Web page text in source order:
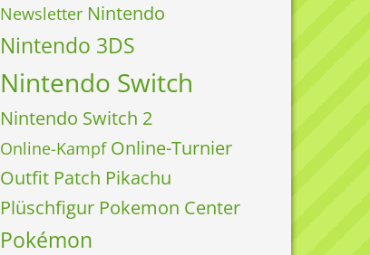
Newsletter Nintendo
Nintendo 3DS
Nintendo Switch
Nintendo Switch 2
Online-Kampf Online-Turnier
Outfit Patch Pikachu
Plüschfigur Pokemon Center
Pokémon